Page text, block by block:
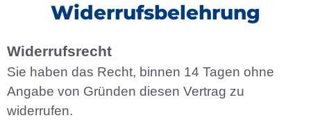
Widerrufsbelehrung
Widerrufsrecht
Sie haben das Recht, binnen 14 Tagen ohne
Angabe von Gründen diesen Vertrag zu
widerrufen.